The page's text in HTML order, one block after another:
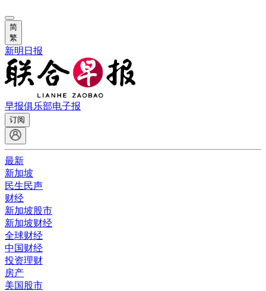
简
繁
新明日报
早报俱乐部电子报
订阅
最新
新加坡
民生民声
财经
新加坡股市
新加坡财经
全球财经
中国财经
投资理财
房产
美国股市